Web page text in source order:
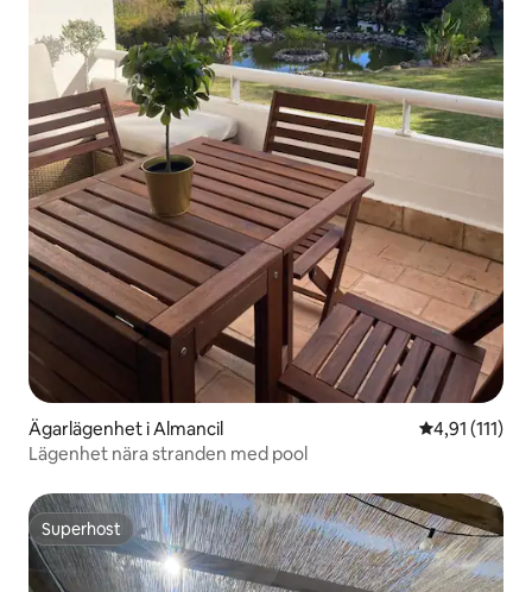
Ägarlägenhet i Almancil 4,91 av 5 i
4,91 (111)
Lägenhet nära stranden med pool
Superhost
Superhost